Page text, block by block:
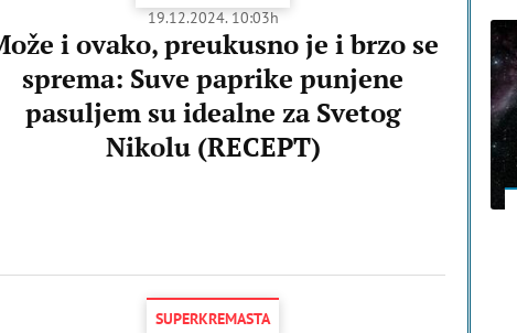
19.12.2024. 10:03h
i ovako, preukusno je i brzo se
sprema: Suve paprike punjene
pasuljem su idealne za Svetog
Nikolu (RECEPT)
SUPERKREMASTA